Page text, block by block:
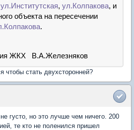
ул.Институтская, ул.Колпакова, и
объекта на пересечении
.
ЖКХ В.А.Железняков
чтобы стать двухсторонней?
густо, но это лучше чем ничего. 200
те кто не поленился пришел